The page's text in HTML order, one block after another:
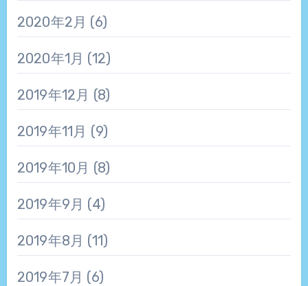
2020年2月 (6)
2020年1月 (12)
2019年12月 (8)
2019年11月 (9)
2019年10月 (8)
2019年9月 (4)
2019年8月 (11)
2019年7月 (6)